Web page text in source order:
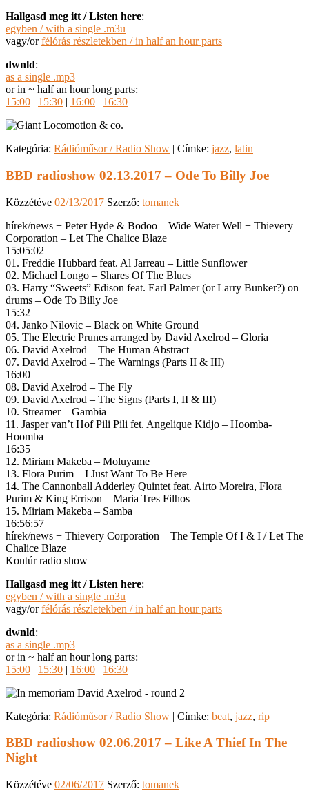
Hallgasd meg itt / Listen here:
egyben / with a single .m3u
vagy/orfélórás részletekben / in half an hour parts
dwnld:
as a single .mp3
or in ~ half an hour long parts:
15:00 | 15:30 | 16:00 | 16:30
Kategória: Rádióműsor / Radio Show | Címke: jazz, latin
BBD radioshow 02.13.2017 – Ode To Billy Joe
Közzétéve 02/13/2017 Szerző: tomanek
hírek/news + Peter Hyde & Bodoo – Wide Water Well + Thievery
Corporation – Let The Chalice Blaze
15:05:02
01. Freddie Hubbard feat. Al Jarreau – Little Sunflower
02. Michael Longo – Shares Of The Blues
03. Harry “Sweets” Edison feat. Earl Palmer (or Larry Bunker?) on
drums – Ode To Billy Joe
15:32
04. Janko Nilovic – Black on White Ground
05. The Electric Prunes arranged by David Axelrod – Gloria
06. David Axelrod – The Human Abstract
07. David Axelrod – The Warnings (Parts II & III)
16:00
08. David Axelrod – The Fly
09. David Axelrod – The Signs (Parts I, II & III)
10. Streamer – Gambia
11. Jasper van’t Hof Pili Pili fet. Angelique Kidjo – Hoomba-
Hoomba
16:35
12. Miriam Makeba – Moluyame
13. Flora Purim – I Just Want To Be Here
14. The Cannonball Adderley Quintet ‎feat. Airto Moreira, Flora
Purim & King Errison – Maria Tres Filhos
15. Miriam Makeba – Samba
16:56:57
hírek/news + Thievery Corporation – The Temple Of I & I / Let The
Chalice Blaze
Kontúr radio show
Hallgasd meg itt / Listen here:
egyben / with a single .m3u
vagy/orfélórás részletekben / in half an hour parts
dwnld:
as a single .mp3
or in ~ half an hour long parts:
15:00 | 15:30 | 16:00 | 16:30
Kategória: Rádióműsor / Radio Show | Címke: beat, jazz, rip
BBD radioshow 02.06.2017 – Like A Thief In The
Night
Közzétéve 02/06/2017 Szerző: tomanek